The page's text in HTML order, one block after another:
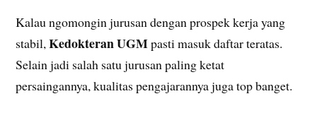
Kalau ngomongin jurusan dengan prospek kerja yang
stabil,Kedokteran UGMpasti masuk daftar teratas.
Selain jadi salah satu jurusan paling ketat
persaingannya, kualitas pengajarannya juga top banget.